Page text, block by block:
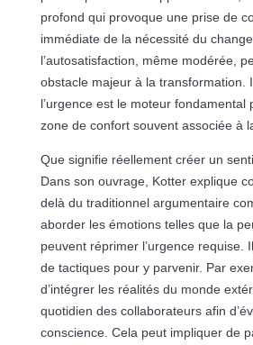
profond qui provoque une prise de
immédiate de la nécessité du
l’autosatisfaction, même modérée,
obstacle majeur à la transformation.
l’urgence est le moteur fondamental
zone de confort souvent associée à
Que signifie réellement créer un
Dans son ouvrage, Kotter explique
delà du traditionnel argumentaire
aborder les émotions telles que la
peuvent réprimer l’urgence requise.
de tactiques pour y parvenir. Par
d’intégrer les réalités du monde
quotidien des collaborateurs afin
conscience. Cela peut impliquer de